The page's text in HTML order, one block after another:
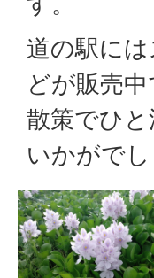
道の駅に
どが販売中
散策でひ
いかがで